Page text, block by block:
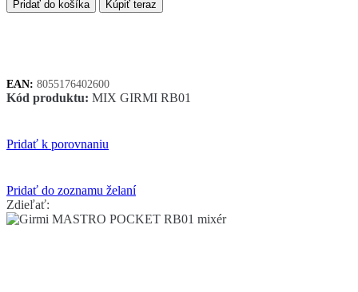
MASTRO
Pridať do košíka Kúpiť teraz
EAN: 8055176402600
Kód produktu: MIX GIRMI RB01
Pridať k porovnaniu
Pridať do zoznamu želaní
Zdieľať: